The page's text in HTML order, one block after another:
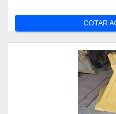
COTAR